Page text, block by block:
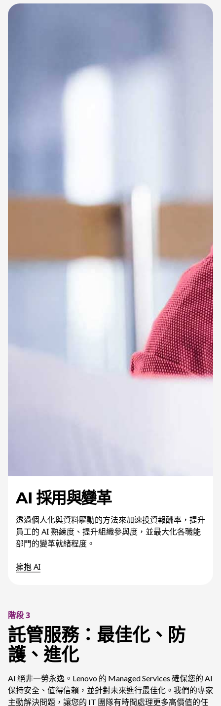
AI 採用與變革
透過個人化與資料驅動的方法來加速投資報酬率，提升
員工的 AI 熟練度、提升組織參與度，並最大化各職能
部門的變革就緒程度。
擁抱 AI
階段 3
託管服務：最佳化、防
護、進化
AI 絕非一勞永逸。Lenovo 的 Managed Services 確保您的 AI
保持安全、值得信賴，並針對未來進行最佳化。我們的專家
主動解決問題，讓您的 IT 團隊有時間處理更多高價值的任